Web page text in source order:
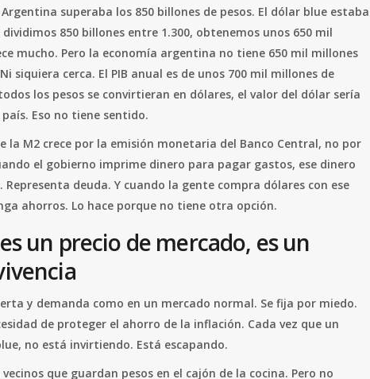
superaba los 850 billones de pesos. El dólar blue estaba
850 billones entre 1.300, obtenemos unos 650 mil
mucho. Pero la economía argentina no tiene 650 mil millones
siquiera cerca. El PIB anual es de unos 700 mil millones de
los pesos se convirtieran en dólares, el valor del dólar sería
Eso no tiene sentido.
la M2 crece por la emisión monetaria del Banco Central, no por
el gobierno imprime dinero para pagar gastos, ese dinero
deuda. Y cuando la gente compra dólares con ese
ahorros. Lo hace porque no tiene otra opción.
un precio de mercado, es un
y demanda como en un mercado normal. Se fija por miedo.
de proteger el ahorro de la inflación. Cada vez que un
no está invirtiendo. Está escapando.
que guardan pesos en el cajón de la cocina. Pero no